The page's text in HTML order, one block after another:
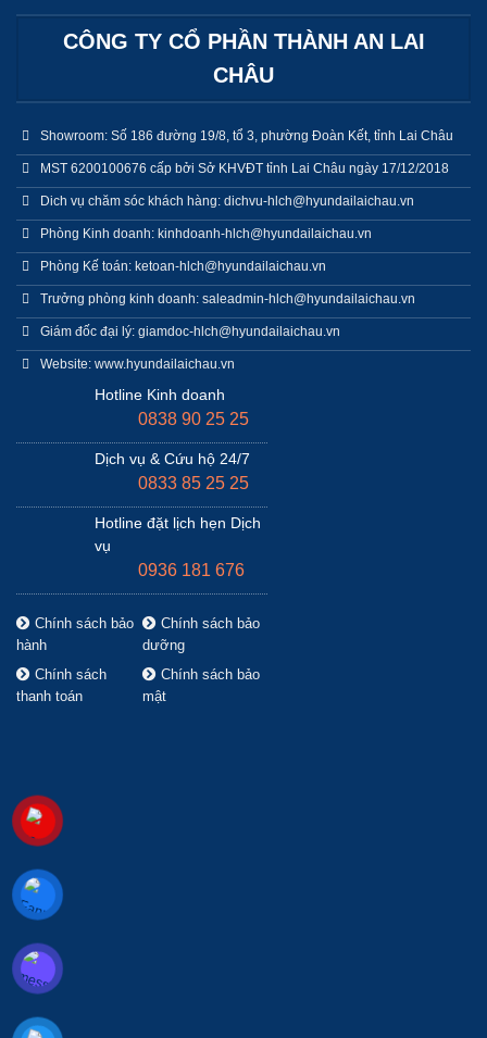
CÔNG TY CỔ PHẦN THÀNH AN LAI
CHÂU
Showroom: Số 186 đường 19/8, tổ 3, phường Đoàn Kết, tỉnh Lai Châu
MST 6200100676 cấp bởi Sở KHVĐT tỉnh Lai Châu ngày 17/12/2018
Dich vụ chăm sóc khách hàng: dichvu-hlch@hyundailaichau.vn
Phòng Kinh doanh: kinhdoanh-hlch@hyundailaichau.vn
Phòng Kế toán: ketoan-hlch@hyundailaichau.vn
Trưởng phòng kinh doanh: saleadmin-hlch@hyundailaichau.vn
Giám đốc đại lý: giamdoc-hlch@hyundailaichau.vn
Website: www.hyundailaichau.vn
Hotline Kinh doanh
0838 90 25 25
Dịch vụ & Cứu hộ 24/7
0833 85 25 25
Hotline đặt lịch hẹn Dịch
vụ
0936 181 676
Chính sách bảo
hành
Chính sách bảo
dưỡng
Chính sách
thanh toán
Chính sách bảo
mật